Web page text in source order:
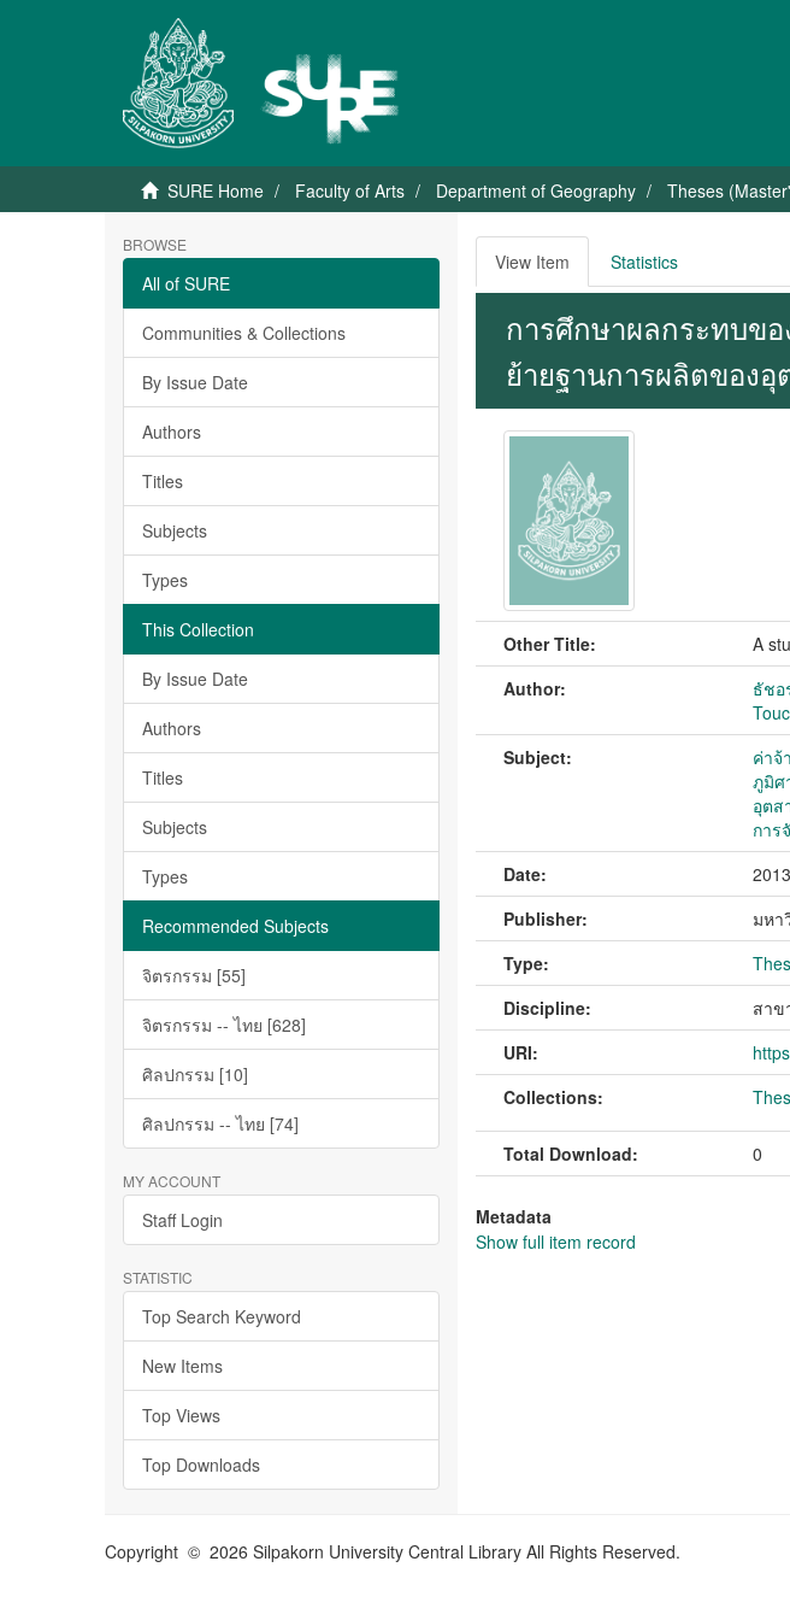
SURE Home Faculty of Arts Department of Geography Theses
BROWSE
All of SURE
Communities & Collections
By Issue Date
Authors
Titles
Subjects
Types
This Collection
By Issue Date
Authors
Titles
Subjects
Types
Recommended Subjects
จิตรกรรม [55]
จิตรกรรม -- ไทย [628]
ศิลปกรรม [10]
ศิลปกรรม -- ไทย [74]
MY ACCOUNT
Staff Login
STATISTIC
Top Search Keyword
New Items
Top Views
Top Downloads
View Item Statistics
การศึกษาผลกระทบข
ย้ายฐานการผลิตของ
Other Title:
A
Author:
ธัชอ
Subject:
ค่าจ้
ภูมิศ
อุตส
การ
Date:
2013
Publisher:
มหา
Type:
Discipline:
สาข
URI:
Collections:
Total Download: 0
Metadata
Show full item record
Copyright © 2026 Silpakorn University Central Library All Rights Reserved.